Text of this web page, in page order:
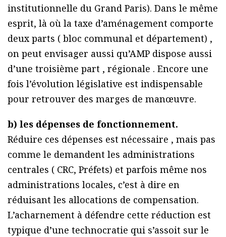
institutionnelle du Grand Paris). Dans le même
esprit, là où la taxe d’aménagement comporte
deux parts ( bloc communal et département) ,
on peut envisager aussi qu’AMP dispose aussi
d’une troisième part , régionale . Encore une
fois l’évolution législative est indispensable
pour retrouver des marges de manœuvre.
b) les dépenses de fonctionnement.
Réduire ces dépenses est nécessaire , mais pas
comme le demandent les administrations
centrales ( CRC, Préfets) et parfois même nos
administrations locales, c’est à dire en
réduisant les allocations de compensation.
L’acharnement à défendre cette réduction est
typique d’une technocratie qui s’assoit sur le